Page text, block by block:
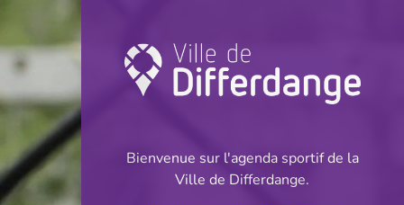
Championnat:
INFOS
Bienvenue sur l'agenda sportif de la
Ville de Differdange.